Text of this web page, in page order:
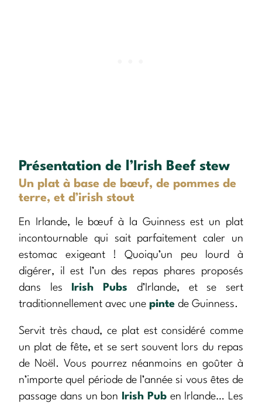
Présentation de l’Irish Beef stew
Un plat à base de bœuf, de pommes de
terre, et d’irish stout
En Irlande, le bœuf à la Guinness est un plat
incontournable qui sait parfaitement caler un
estomac exigeant ! Quoiqu’un peu lourd à
digérer, il est l’un des repas phares proposés
dans les
Irish Pubs d’Irlande, et se sert
traditionnellement avec une pinte de Guinness.
Servit très chaud, ce plat est considéré comme
un plat de fête, et se sert souvent lors du repas
de Noël. Vous pourrez néanmoins en goûter à
n’importe quel période de l’année si vous êtes de
passage dans un bon
Irish Puben Irlande… Les